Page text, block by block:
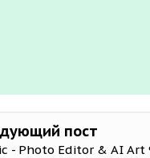
пост
- Photo Editor & AI Art